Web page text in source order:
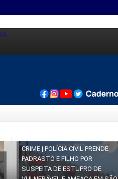
CRIME | POLÍCIA CIVIL PRENDE
PADRASTO E FILHO POR
SUSPEITA DE ESTUPRO DE